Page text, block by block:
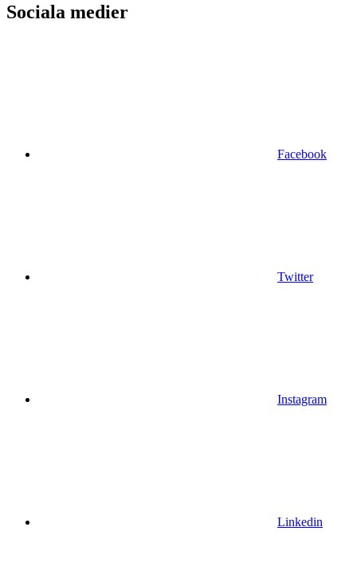
Sociala medier
Facebook
Twitter
Instagram
Linkedin